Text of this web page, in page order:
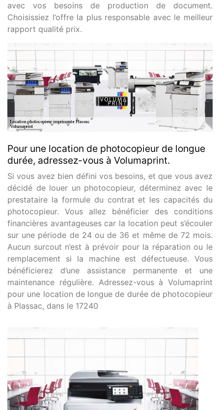
avec vos besoins de production de document.
Choisissiez l’offre la plus responsable avec le meilleur
rapport qualité prix.
Pour une location de photocopieur de longue
durée, adressez-vous à Volumaprint.
Si vous avez bien défini vos besoins, et que vous avez
décidé de louer un photocopieur, déterminez avec le
prestataire la formule du contrat et les capacités du
photocopieur. Vous allez bénéficier des conditions
financières avantageuses car la location peut s’écouler
sur une période de 24 ou de 36 et même de 72 mois.
Aucun surcout n’est à prévoir pour la réparation ou le
remplacement si la machine est défectueuse. Vous
bénéficierez d’une assistance permanente et une
maintenance régulière. Adressez-vous à Volumaprint
pour une location de longue de durée de photocopieur
à Plassac, dans le 17240